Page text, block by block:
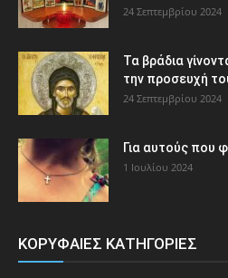
24 Σεπτεμβρίου 2024
Τα βράδια
την προσευχή
24 Σεπτεμβρίου 2024
Για αυτούς που
1 Ιουλίου 2024
ΚΟΡΥΦΑΙΕΣ ΚΑΤΗΓΟΡΙΕΣ